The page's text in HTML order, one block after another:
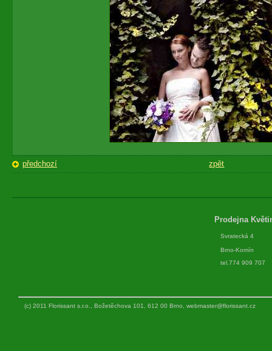
předchozí zpět
Prodejna
Svratecká 4
Brno-Komín
tel.774 909 707
(c) 2011 Florissant s.r.o., Božetěchova 101, 612 00 Brno, webmaster@florissant.cz